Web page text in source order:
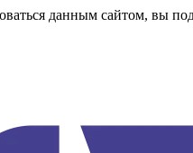
данным сайтом, вы